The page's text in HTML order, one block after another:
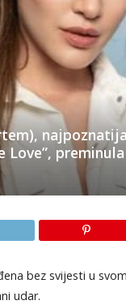
bez svijesti u
udar.